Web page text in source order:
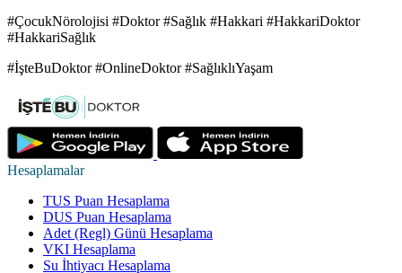
#ÇocukNörolojisi #Doktor #Sağlık #Hakkari #HakkariDoktor
#HakkariSağlık
#İşteBuDoktor #OnlineDoktor #SağlıklıYaşam
Hesaplamalar
TUS Puan Hesaplama
DUS Puan Hesaplama
Adet (Regl) Günü Hesaplama
VKI Hesaplama
Su İhtiyacı Hesaplama